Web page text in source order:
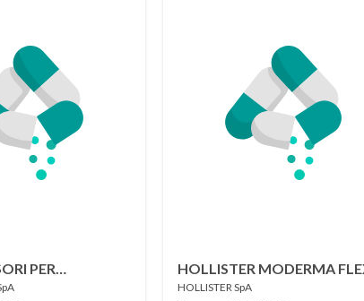
PER
HOLLISTER MODERMA
CERAPLUS SACCA APERTA
HOLLISTER SpA